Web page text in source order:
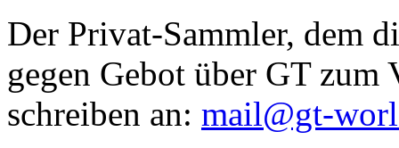
Der Privat-Sammler, dem
gegen Gebot über GT zum
schreiben an: mail@gt-